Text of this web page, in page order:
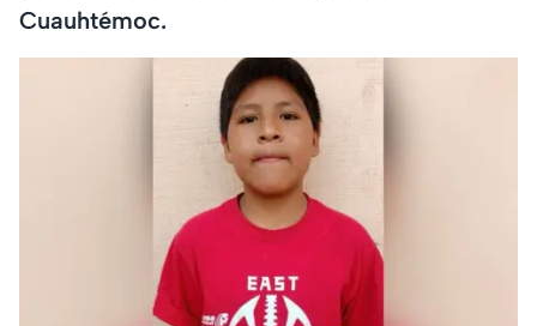
Cuauhtémoc.